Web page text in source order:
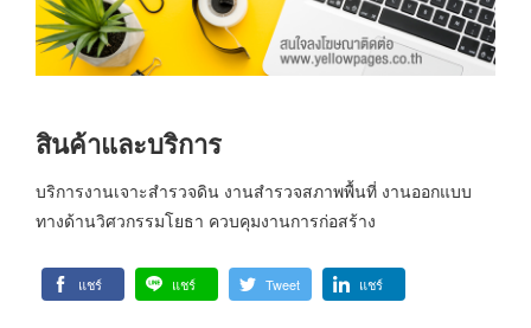
สินค้าและบริการ
บริการงานเจาะสำรวจดิน งานสำรวจสภาพพื้นที่ งานออกแบบ
ทางด้านวิศวกรรมโยธา ควบคุมงานการก่อสร้าง
แชร์ แชร์ Tweet แชร์